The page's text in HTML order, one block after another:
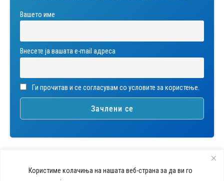
Користиме колачиња на нашата веб-страна за да ви го
Вашето име
Внесете ја вашата е-mail адреса
Ги прочитав и се согласувам со условите за користење.